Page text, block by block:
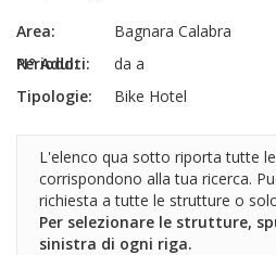
Area:
Bagnara Calabra
N° Adulti:
Periodo:
da a
Tipologie:
Bike Hotel
L'elenco qua sotto riporta tutte
corrispondono alla tua ricerca.
richiesta a tutte le strutture o
Per selezionare le strutture,
sinistra di ogni riga.